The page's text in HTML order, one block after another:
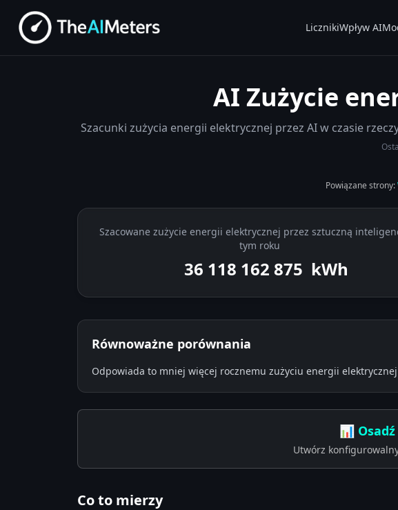
LicznikiWpływ AI
AI Zużycie
Szacunki zużycia energii elektrycznej przez AI w czasie
Powiązane strony:
Szacowane zużycie energii elektrycznej przez sztuczną
tym roku
36 118 163 569 kWh
Równoważne porównania
Odpowiada to mniej więcej rocznemu zużyciu energii
📊
Utwórz
Co to mierzy